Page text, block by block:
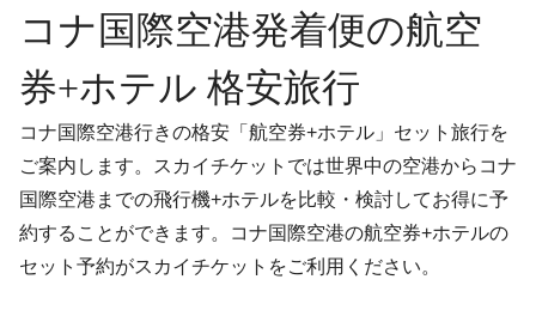
コナ国際空港発着便の航空
券+ホテル 格安旅行
コナ国際空港行きの格安「航空券+ホテル」セット旅行を
ご案内します。スカイチケットでは世界中の空港からコナ
国際空港までの飛行機+ホテルを比較・検討してお得に予
約することができます。コナ国際空港の航空券+ホテルの
セット予約がスカイチケットをご利用ください。